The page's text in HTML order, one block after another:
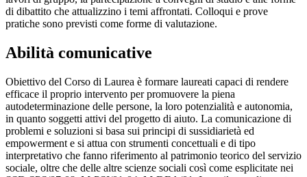
di dibattito che attualizzino i temi affrontati. Colloqui e prove
pratiche sono previsti come forme di valutazione.
Abilità comunicative
Obiettivo del Corso di Laurea è formare laureati capaci di rendere
efficace il proprio intervento per promuovere la piena
autodeterminazione delle persone, la loro potenzialità e autonomia,
in quanto soggetti attivi del progetto di aiuto. La comunicazione di
problemi e soluzioni si basa sui principi di sussidiarietà ed
empowerment e si attua con strumenti concettuali e di tipo
interpretativo che fanno riferimento al patrimonio teorico del servizio
sociale, oltre che delle altre scienze sociali così come esplicitate nei